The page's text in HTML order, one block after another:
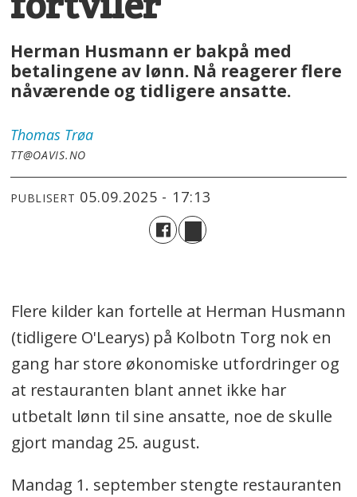
Herman Husmann er bakpå med
betalingene av lønn. Nå reagerer flere
nåværende og tidligere ansatte.
Thomas Trøa
TT@OAVIS.NO
PUBLISERT 05.09.2025 - 17:13
Flere kilder kan fortelle at Herman Husmann
(tidligere O'Learys) på Kolbotn Torg nok en
gang har store økonomiske utfordringer og
at restauranten blant annet ikke har
utbetalt lønn til sine ansatte, noe de skulle
gjort mandag 25. august.
Mandag 1. september stengte restauranten